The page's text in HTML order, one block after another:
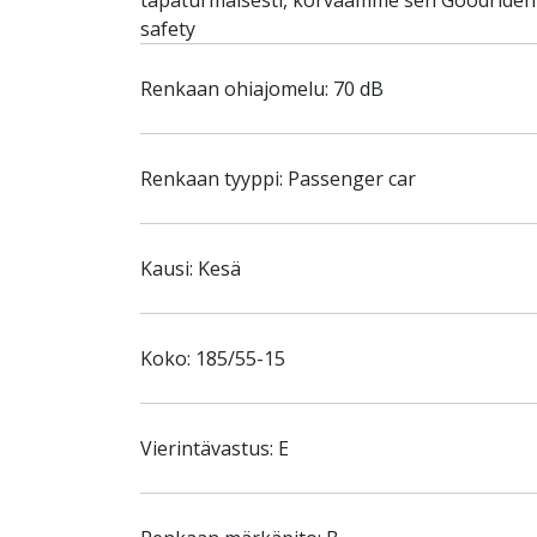
safety
Renkaan ohiajomelu: 70 dB
Renkaan tyyppi: Passenger car
Kausi: Kesä
Koko: 185/55-15
Vierintävastus: E